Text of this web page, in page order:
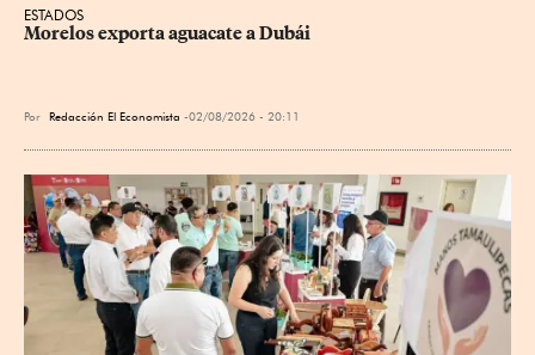
ESTADOS
Morelos exporta aguacate a Dubái
Por Redacción El Economista 02/08/2026 - 20:11